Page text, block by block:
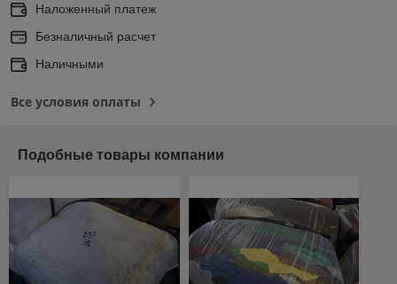
Наложенный платеж
Безналичный расчет
Наличными
Все условия оплаты
Подобные товары компании